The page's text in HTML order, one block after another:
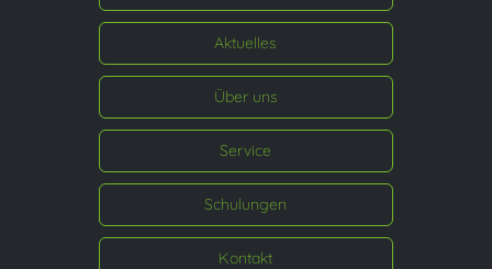
Aktuelles
Über uns
Service
Schulungen
Kontakt